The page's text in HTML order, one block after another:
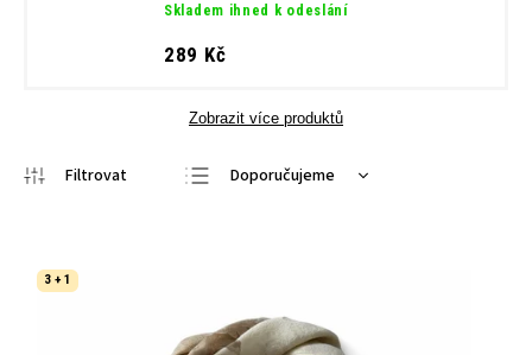
Skladem ihned k odeslání
289 Kč
Zobrazit více produktů
Doporučujeme
Abecedně
3 + 1